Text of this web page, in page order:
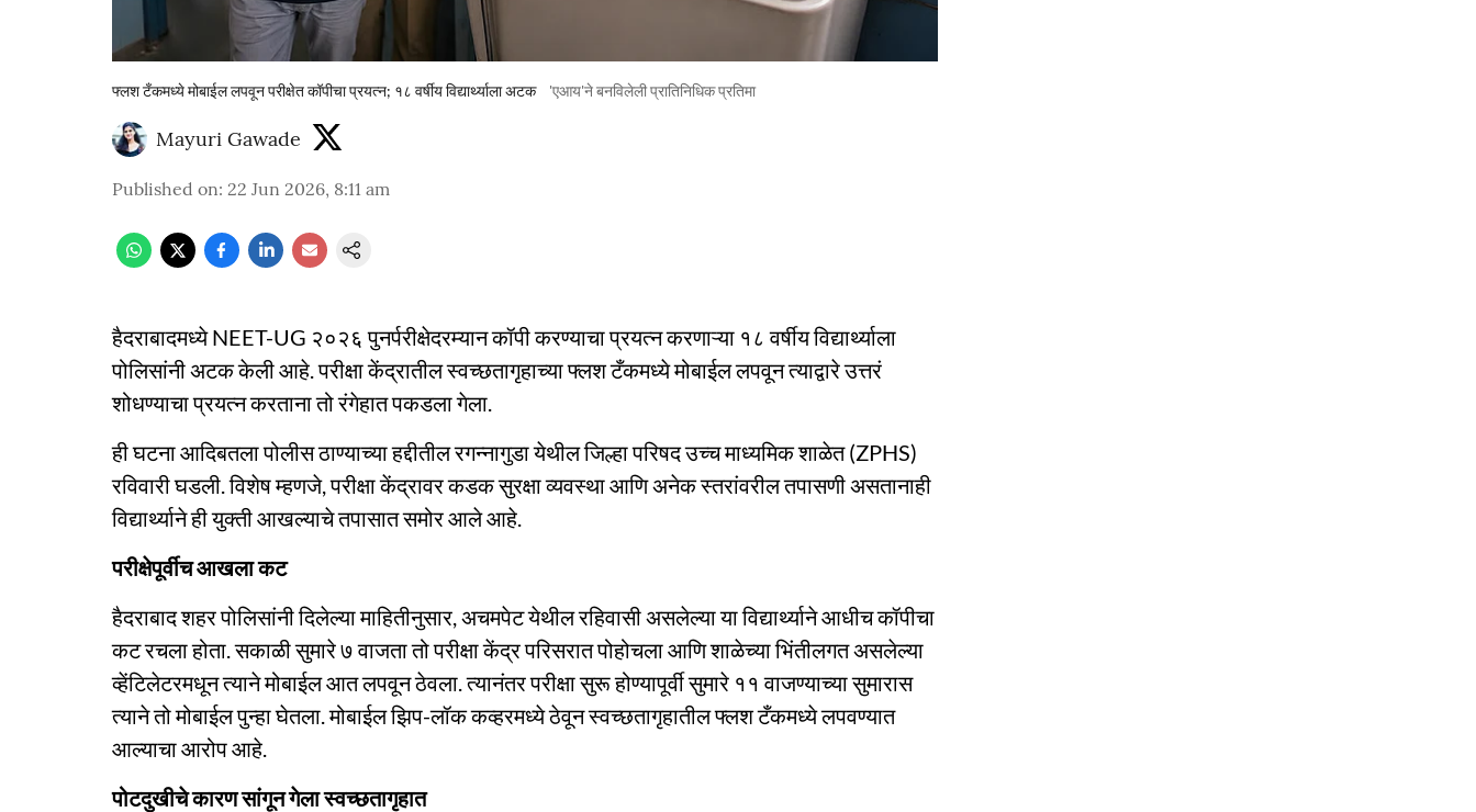
फ्लश टँकमध्ये मोबाईल लपवून परीक्षेत कॉपीचा प्रयत्न; १८ वर्षीय विद्यार्थ्याला अटक 'एआय'ने बनविलेली प्रातिनिधिक प्रतिमा
Mayuri Gawade
Published on: 22 Jun 2026, 8:11 am
हैदराबादमध्ये NEET-UG २०२६ पुनर्परीक्षेदरम्यान कॉपी करण्याचा प्रयत्न करणाऱ्या १८ वर्षीय विद्यार्थ्याला
पोलिसांनी अटक केली आहे. परीक्षा केंद्रातील स्वच्छतागृहाच्या फ्लश टँकमध्ये मोबाईल लपवून त्याद्वारे उत्तरं
शोधण्याचा प्रयत्न करताना तो रंगेहात पकडला गेला.
ही घटना आदिबतला पोलीस ठाण्याच्या हद्दीतील रगन्नागुडा येथील जिल्हा परिषद उच्च माध्यमिक शाळेत (ZPHS)
रविवारी घडली. विशेष म्हणजे, परीक्षा केंद्रावर कडक सुरक्षा व्यवस्था आणि अनेक स्तरांवरील तपासणी असतानाही
विद्यार्थ्याने ही युक्ती आखल्याचे तपासात समोर आले आहे.
परीक्षेपूर्वीच आखला कट
हैदराबाद शहर पोलिसांनी दिलेल्या माहितीनुसार, अचमपेट येथील रहिवासी असलेल्या या विद्यार्थ्याने आधीच कॉपीचा
कट रचला होता. सकाळी सुमारे ७ वाजता तो परीक्षा केंद्र परिसरात पोहोचला आणि शाळेच्या भिंतीलगत असलेल्या
व्हेंटिलेटरमधून त्याने मोबाईल आत लपवून ठेवला. त्यानंतर परीक्षा सुरू होण्यापूर्वी सुमारे ११ वाजण्याच्या सुमारास
त्याने तो मोबाईल पुन्हा घेतला. मोबाईल झिप-लॉक कव्हरमध्ये ठेवून स्वच्छतागृहातील फ्लश टँकमध्ये लपवण्यात
आल्याचा आरोप आहे.
पोटदुखीचे कारण सांगून गेला स्वच्छतागृहात